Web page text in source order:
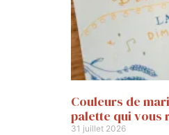
Couleurs de
palette qui vous
31 juillet 2026